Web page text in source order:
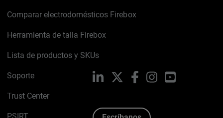
Comparar electrodomésticos Firebox
Herramienta de talla Firebox
Lista de productos y SKUs
Soporte
Trust Center
LinkedIn FacebookInstagramYouTube